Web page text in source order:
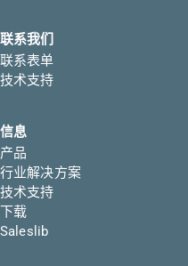
联系我们
联系表单
技术支持
信息
产品
行业解决方案
技术支持
下载
Saleslib